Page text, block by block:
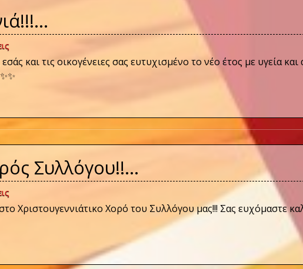
και τις οικογένειες σας ευτυχισμένο το νέο έτος με υγεία
Συλλόγου!!…
Χριστουγεννιάτικο Χορό του Συλλόγου μας!!! Σας ευχόμαστε